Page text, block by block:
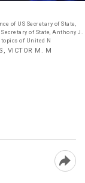
of US Secretary of State,
of State, Anthony J.
of United N
VICTOR M. M